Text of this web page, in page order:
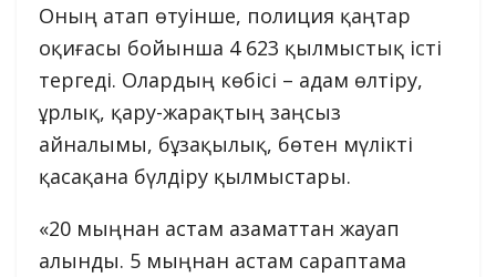
Оның атап өтуінше, полиция қаңтар
оқиғасы бойынша 4 623 қылмыстық істі
тергеді. Олардың көбісі – адам өлтіру,
ұрлық, қару-жарақтың заңсыз
айналымы, бұзақылық, бөтен мүлікті
қасақана бүлдіру қылмыстары.
«20 мыңнан астам азаматтан жауап
алынды. 5 мыңнан астам сараптама